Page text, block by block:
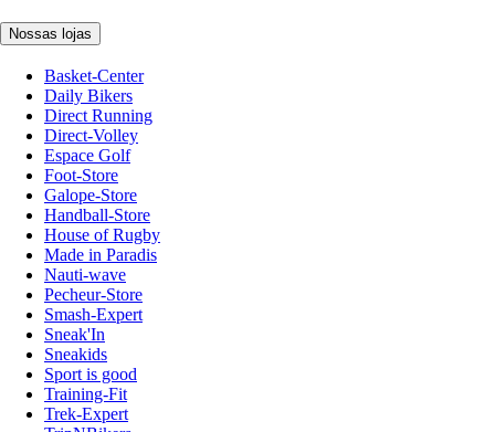
Nossas lojas
Basket-Center
Daily Bikers
Direct Running
Direct-Volley
Espace Golf
Foot-Store
Galope-Store
Handball-Store
House of Rugby
Made in Paradis
Nauti-wave
Pecheur-Store
Smash-Expert
Sneak'In
Sneakids
Sport is good
Training-Fit
Trek-Expert